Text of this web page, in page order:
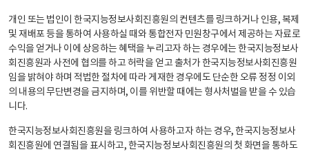
개인 또는 법인이 한국지능정보사회진흥원의 컨텐츠를 링크하거나 인용, 복제
및 재배포 등을 통하여 사용하실 때와 통합전자 민원창구에서 제공하는 자료로
수익을 얻거나 이에 상응하는 혜택을 누리고자 하는 경우에는 한국지능정보사
회진흥원과 사전에 협의를 하고 허락을 얻고 출처가 한국지능정보사회진흥원
임을 밝혀야 하며 적법한 절차에 따라 게재한 경우에도 단순한 오류 정정 이외
의 내용의 무단변경을 금지하며, 이를 위반할 때에는 형사처벌을 받을 수 있습
니다.
한국지능정보사회진흥원을 링크하여 사용하고자 하는 경우, 한국지능정보사
회진흥원에 연결됨을 표시하고, 한국지능정보사회진흥원의 첫 화면을 통하도